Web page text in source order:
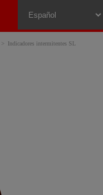
Indicadores intermitentes SL